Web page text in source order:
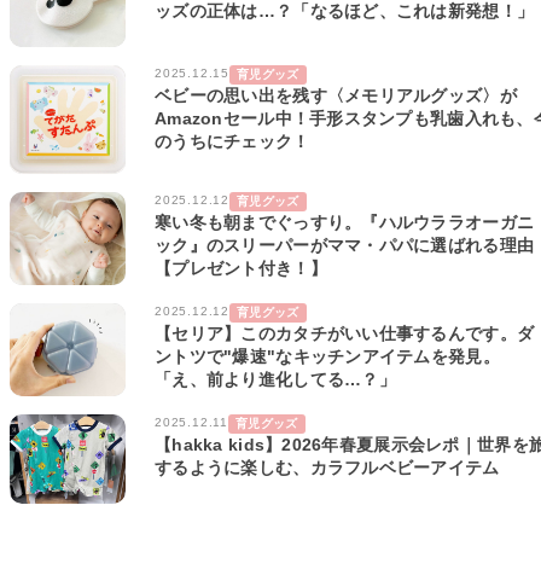
ッズの正体は…？「なるほど、これは新発想！」
2025.12.15 育児グッズ
ベビーの思い出を残す〈メモリアルグッズ〉が
Amazonセール中！手形スタンプも乳歯入れも、
のうちにチェック！
2025.12.12 育児グッズ
寒い冬も朝までぐっすり。『ハルウララオーガニ
ック』のスリーパーがママ・パパに選ばれる理由
【プレゼント付き！】
2025.12.12 育児グッズ
【セリア】このカタチがいい仕事するんです。ダ
ントツで"爆速"なキッチンアイテムを発見。
「え、前より進化してる…？」
2025.12.11 育児グッズ
【hakka kids】2026年春夏展示会レポ｜世界を
するように楽しむ、カラフルベビーアイテム